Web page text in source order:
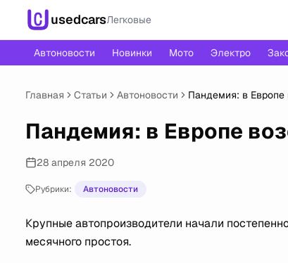
usedcarsЛегковые
Автоновости Новинки Мото Электро
Главная Статьи Автоновости Пандемия: в Европе
Пандемия: в Европе
28 апреля 2020
Рубрики: Автоновости
Крупные автопроизводители начали
месячного простоя.